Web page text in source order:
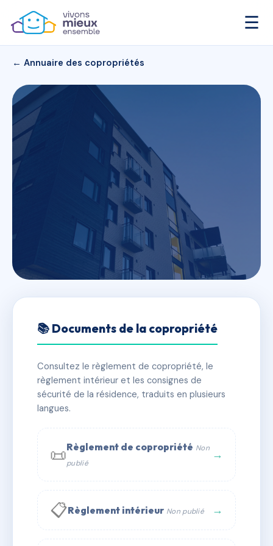
☰
← Annuaire des copropriétés
SDC PLAGE DE SAINT CLAIR
📍 17 COR DE NEUBURG 34200 SETE
✓ Immatriculée 🏠 56 lots 🏗 1 bâtiment(s)
📞 Contacter Syndic Digital 💬 WhatsApp
✉ Email
📚 Documents de la copropriété
Consultez le règlement de copropriété, le
règlement intérieur et les consignes de
sécurité de la résidence, traduits en plusieurs
langues.
📜Règlement de copropriété Non
publié
→
📋Règlement intérieur Non publié →